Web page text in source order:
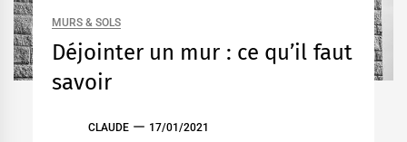
MURS & SOLS
Déjointer un mur : ce qu’il faut
savoir
CLAUDE 17/01/2021